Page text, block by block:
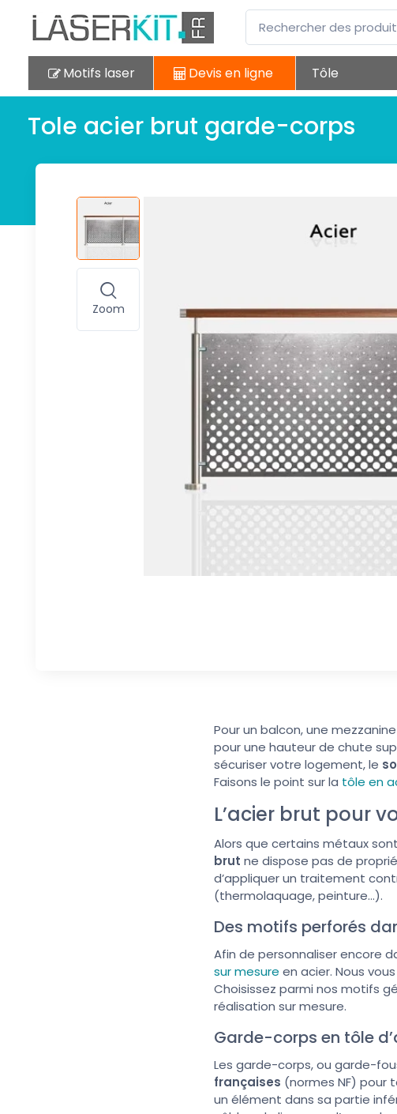
Motifs laser Devis en ligne Tôle
Tole acier brut garde-corps
Zoom
Pour un balcon, une
pour une hauteur de chute
sécuriser votre logement, le
Faisons le point sur la tôle en
L’acier brut pour
Alors que certains métaux
brut ne dispose pas de
d’appliquer un traitement
(thermolaquage, peinture…).
Des motifs perforés
Afin de personnaliser encore
sur mesure en acier. Nous
Choisissez parmi nos motifs
réalisation sur mesure.
Garde-corps en tôle
Les garde-corps, ou garde-
françaises (normes NF) pour
un élément dans sa partie